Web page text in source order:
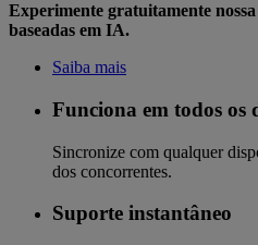
Experimente gratuitamente nossa
baseadas em IA.
Saiba mais
Funciona em todos os
Sincronize com qualquer
dos concorrentes.
Suporte instantâneo